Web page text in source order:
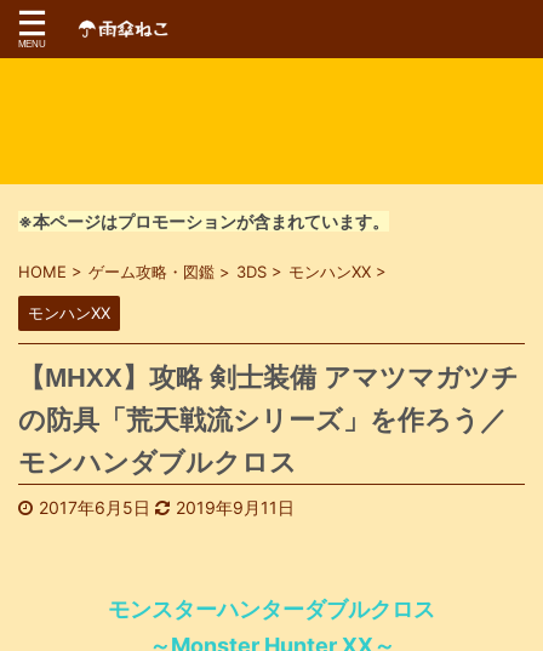
※本ページはプロモーションが含まれています。
HOME > ゲーム攻略・図鑑 > 3DS > モンハンXX >
モンハンXX
【MHXX】攻略 剣士装備 アマツマガツチ
の防具「荒天戦流シリーズ」を作ろう／
モンハンダブルクロス
2017年6月5日 2019年9月11日
モンスターハンターダブルクロス
～Monster Hunter XX～